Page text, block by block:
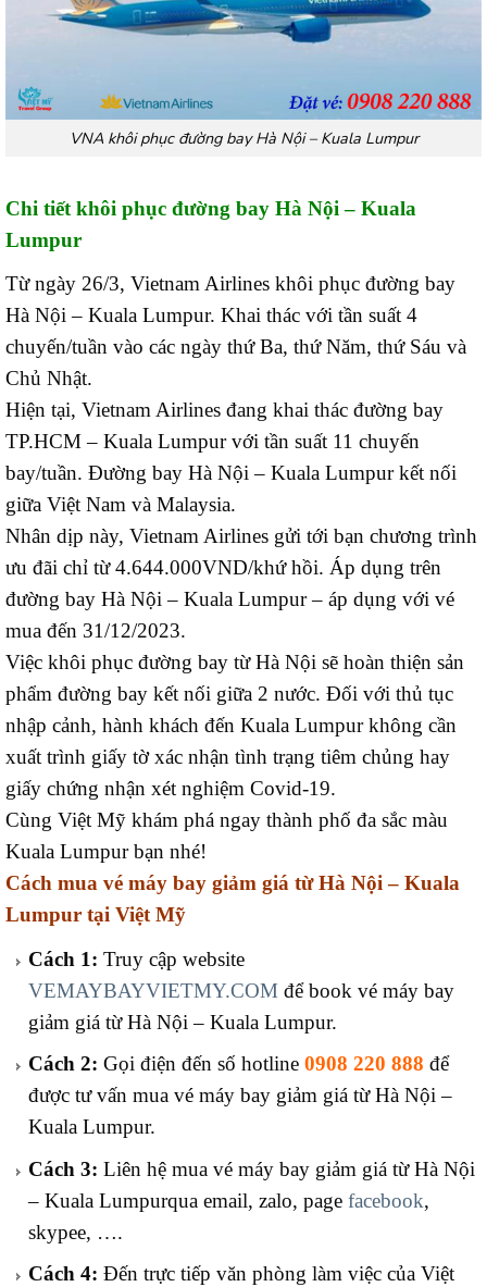
VNA khôi phục đường bay Hà Nội – Kuala Lumpur
Chi tiết khôi phục đường bay Hà Nội – Kuala
Lumpur
Từ ngày 26/3, Vietnam Airlines khôi phục đường bay
Hà Nội – Kuala Lumpur. Khai thác với tần suất 4
chuyến/tuần vào các ngày thứ Ba, thứ Năm, thứ Sáu và
Chủ Nhật.
Hiện tại, Vietnam Airlines đang khai thác đường bay
TP.HCM – Kuala Lumpur với tần suất 11 chuyến
bay/tuần. Đường bay Hà Nội – Kuala Lumpur kết nối
giữa Việt Nam và Malaysia.
Nhân dịp này, Vietnam Airlines gửi tới bạn chương trình
ưu đãi chỉ từ 4.644.000VND/khứ hồi. Áp dụng trên
đường bay Hà Nội – Kuala Lumpur – áp dụng với vé
mua đến 31/12/2023.
Việc khôi phục đường bay từ Hà Nội sẽ hoàn thiện sản
phẩm đường bay kết nối giữa 2 nước. Đối với thủ tục
nhập cảnh, hành khách đến Kuala Lumpur không cần
xuất trình giấy tờ xác nhận tình trạng tiêm chủng hay
giấy chứng nhận xét nghiệm Covid-19.
Cùng Việt Mỹ khám phá ngay thành phố đa sắc màu
Kuala Lumpur bạn nhé!
Cách mua vé máy bay giảm giá từ Hà Nội – Kuala
Lumpur tại Việt Mỹ
Cách 1: Truy cập website
VEMAYBAYVIETMY.COMđể book vé máy bay
giảm giá từ Hà Nội – Kuala Lumpur.
Cách 2: Gọi điện đến số hotline 0908 220 888 để
được tư vấn mua vé máy bay giảm giá từ Hà Nội –
Kuala Lumpur.
Cách 3: Liên hệ mua vé máy bay giảm giá từ Hà Nội
– Kuala Lumpurqua email, zalo, page facebook,
skypee, ….
Cách 4: Đến trực tiếp văn phòng làm việc của Việt